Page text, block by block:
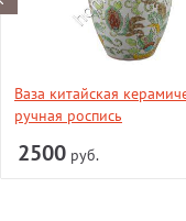
Ваза китайская
ручная роспись
2500 руб.